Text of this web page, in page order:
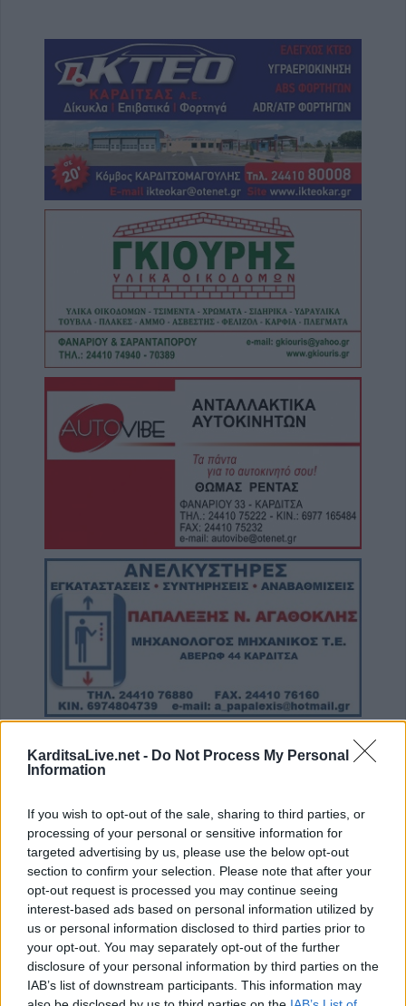
KarditsaLive.net - Do Not Process My Personal
Information
If you wish to opt-out of the sale, sharing to third parties, or
processing of your personal or sensitive information for
targeted advertising by us, please use the below opt-out
section to confirm your selection. Please note that after your
opt-out request is processed you may continue seeing
interest-based ads based on personal information utilized by
us or personal information disclosed to third parties prior to
your opt-out. You may separately opt-out of the further
disclosure of your personal information by third parties on the
IAB’s list of downstream participants. This information may